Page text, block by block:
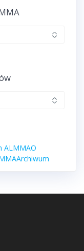
ALMMAO
Archiwum